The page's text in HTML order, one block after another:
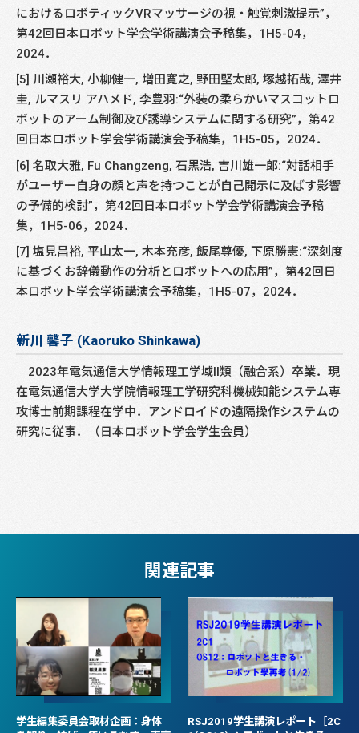
におけるロボティックVRマッサージの視・触覚刺激提示”，
第42回日本ロボット学会学術講演会予稿集，1H5-04，
2024．
[5] 川瀬裕大, 小柳健一, 増田寛之, 野田堅太郎, 塚越拓哉, 澤井
圭, ルマスリ アハメド, 李豊羽:“外装の柔らかいマスコットロ
ボットのアーム制御及び誘導システムに関する研究”，第42
回日本ロボット学会学術講演会予稿集，1H5-05，2024．
[6] 名取大雅, Fu Changzeng, 石黒浩, 吉川雄一郎:“対話相手
がユーザー自身の顔と声を持つことが自己開示に及ばす影響
の予備的検討”，第42回日本ロボット学会学術講演会予稿
集，1H5-06，2024．
[7] 塩見昌裕, 平山太一, 木本充彦, 飯尾尊優, 下原勝憲:“深刻度
に基づくお辞儀動作の分析とロボットへの応用”，第42回日
本ロボット学会学術講演会予稿集，1H5-07，2024．
新川 馨子 (Kaoruko Shinkawa)
2023年電気通信大学情報理工学域II類（融合系）卒業．現
在電気通信大学大学院情報理工学研究科機械知能システム専
攻博士前期課程在学中．アンドロイドの遠隔操作システムの
研究に従事．（日本ロボット学会学生会員）
関連記事
学生編集委員会取材企画：身体
RSJ2019学生講演レポート［2C